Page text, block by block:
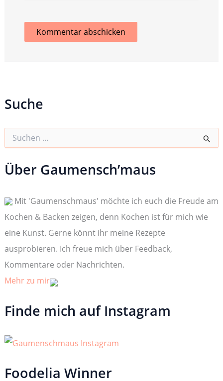
Suche
h
e
a
h
:
Über Gaumensch’maus
Mit 'Gaumenschmaus' möchte ich euch die Freude am
Kochen & Backen zeigen, denn Kochen ist für mich wie
eine Kunst. Gerne könnt ihr meine Rezepte
ausprobieren. Ich freue mich über Feedback,
Kommentare oder Nachrichten.
Mehr zu mir
Finde mich auf Instagram
Foodelia Winner